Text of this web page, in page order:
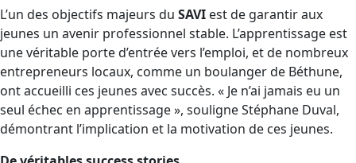
L’un des objectifs majeurs du SAVI est de garantir aux
jeunes un avenir professionnel stable. L’apprentissage est
une véritable porte d’entrée vers l’emploi, et de nombreux
entrepreneurs locaux, comme un boulanger de Béthune,
ont accueilli ces jeunes avec succès. « Je n’ai jamais eu un
seul échec en apprentissage », souligne Stéphane Duval,
démontrant l’implication et la motivation de ces jeunes.